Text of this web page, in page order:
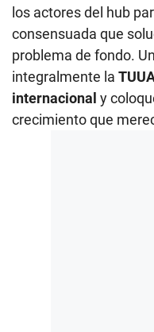
los actores del hub
consensuada que
problema de fondo.
integralmente la
internacional y
crecimiento que